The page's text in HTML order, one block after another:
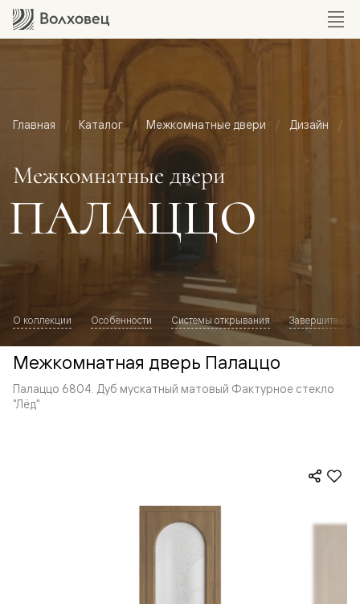
Главная Каталог Межкомнатные двери Дизайн
Межкомнатные двери
ПАЛАЦЦО
О коллекции Особенности Системы открывания Завершите
Межкомнатная дверь Палаццо
Палаццо 6804. Дуб мускатный матовый Фактурное стекло
"Лёд"